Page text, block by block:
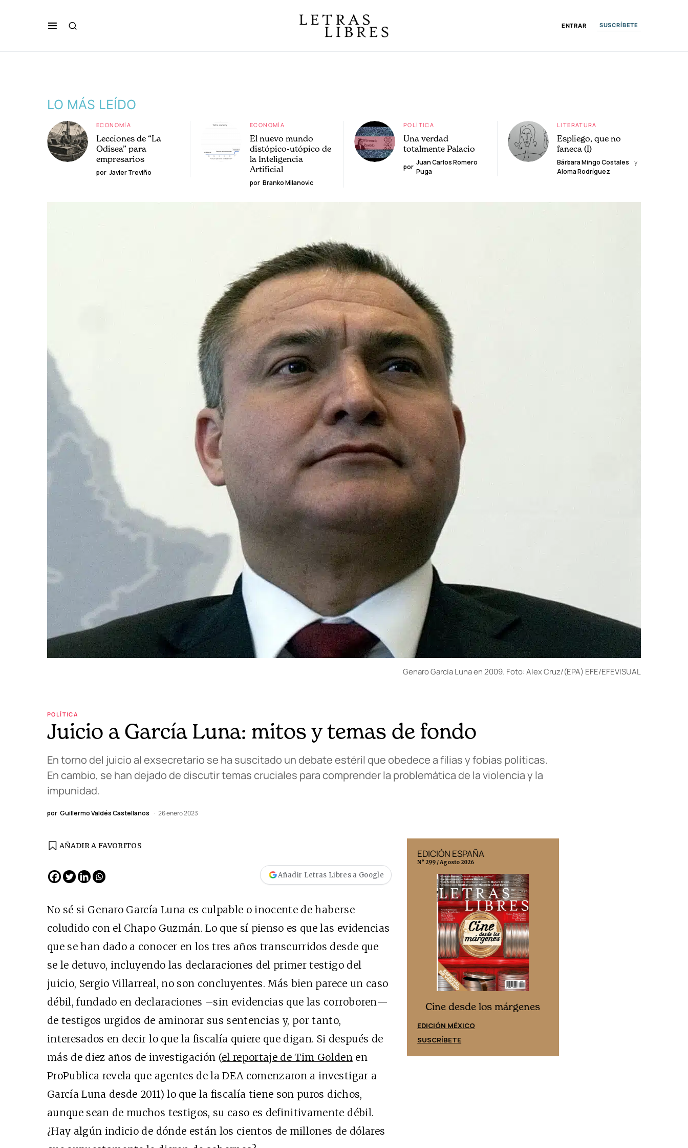
ENTRAR SUSCRÍBETE
LO MÁS LEÍDO
ECONOMÍA
Lecciones de “La
Odisea” para
empresarios
por Javier Treviño
ECONOMÍA
El nuevo mundo
distópico-utópico de
la Inteligencia
Artificial
por Branko Milanovic
POLÍTICA
Una verdad
totalmente Palacio
por
Juan Carlos Romero
Puga
LITERATURA
Espliego, que no
faneca (I)
Bárbara Mingo Costales
y
Aloma Rodríguez
Genaro García Luna en 2009. Foto: Alex Cruz/(EPA) EFE/EFEVISUAL
POLÍTICA
Juicio a García Luna: mitos y temas de fondo
En torno del juicio al exsecretario se ha suscitado un debate estéril que obedece a filias y fobias políticas.
En cambio, se han dejado de discutir temas cruciales para comprender la problemática de la violencia y la
impunidad.
por Guillermo Valdés Castellanos 26 enero 2023
AÑADIR A FAVORITOS
Añadir Letras Libres a Google
No sé si Genaro García Luna es culpable o inocente de haberse
coludido con el Chapo Guzmán. Lo que sí pienso es que las evidencias
que se han dado a conocer en los tres años transcurridos desde que
se le detuvo, incluyendo las declaraciones del primer testigo del
juicio, Sergio Villarreal, no son concluyentes. Más bien parece un caso
débil, fundado en declaraciones –sin evidencias que las corroboren—
de testigos urgidos de aminorar sus sentencias y, por tanto,
interesados en decir lo que la fiscalía quiere que digan. Si después de
más de diez años de investigación (el reportaje de Tim Goldenen
ProPublica revela que agentes de la DEA comenzaron a investigar a
García Luna desde 2011) lo que la fiscalía tiene son puros dichos,
aunque sean de muchos testigos, su caso es definitivamente débil.
¿Hay algún indicio de dónde están los cientos de millones de dólares
Cine desde los márgenes
EDICIÓN MÉXICO
SUSCRÍBETE
Cine desde los márgenes
EDICIÓN ESPAÑA
SUSCRÍBETE
EDICIÓN ESPAÑA
N° 299 / Agosto 2026
Cine desde los márgenes
EDICIÓN MÉXICO
SUSCRÍBETE